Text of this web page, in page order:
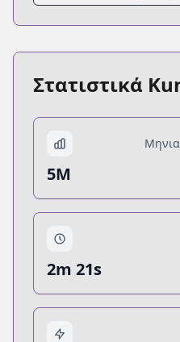
Στατιστικά
5M
2m 21s